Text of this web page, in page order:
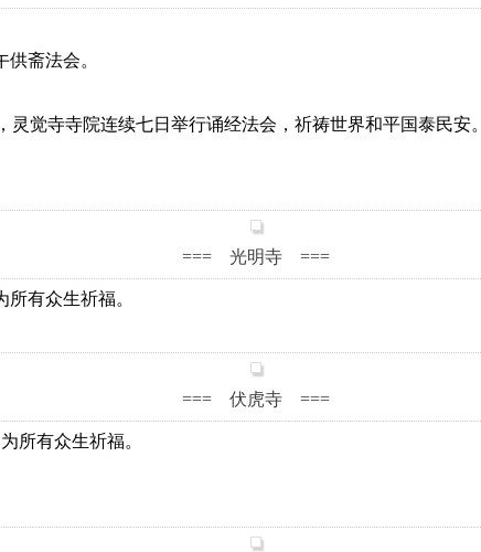
斋法会。
觉寺寺院连续七日举行诵经法会，祈祷世界和平国泰民安。
=== 光明寺 ===
有众生祈福。
=== 伏虎寺 ===
所有众生祈福。